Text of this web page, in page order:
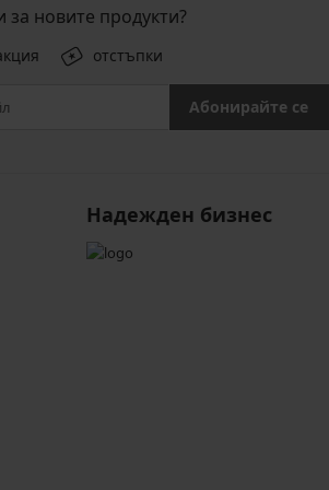
новите продукти?
отстъпки
Абонирайте се
Надежден бизнес